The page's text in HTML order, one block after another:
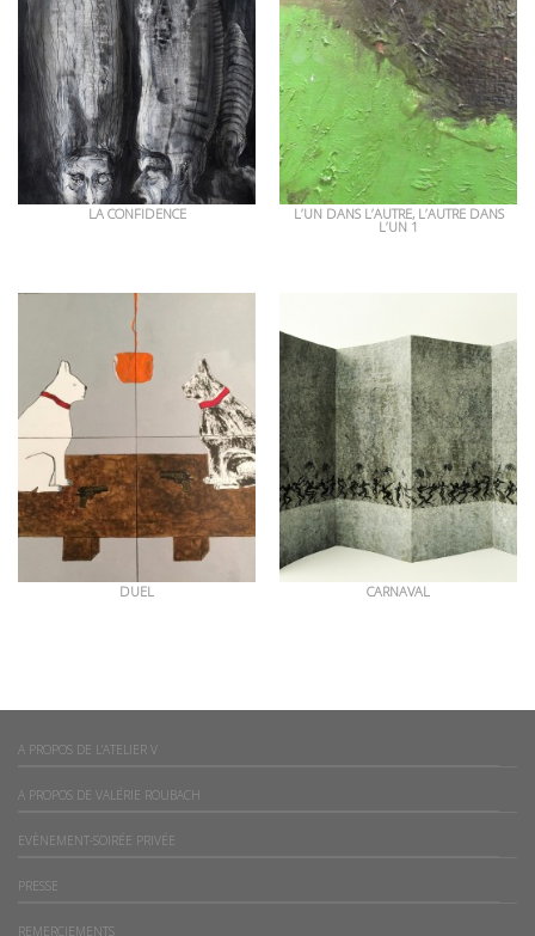
LA CONFIDENCE L’UN DANS L’AUTRE, L’AUTRE DANS
L’UN 1
DUEL CARNAVAL
A PROPOS DE L’ATELIER V
A PROPOS DE VALÉRIE ROUBACH
EVÈNEMENT-SOIRÉE PRIVÉE
PRESSE
REMERCIEMENTS